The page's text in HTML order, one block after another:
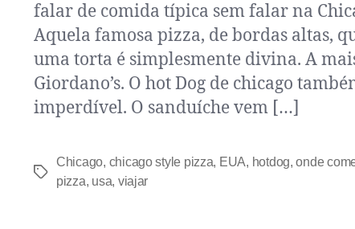
falar de comida típica sem falar na
Aquela famosa pizza, de bordas altas,
uma torta é simplesmente divina. A
Giordano’s. O hot Dog de chicago
imperdível. O sanduíche vem […]
Chicago, chicago style pizza, EUA, hotdog,onde
pizza, usa, viajar